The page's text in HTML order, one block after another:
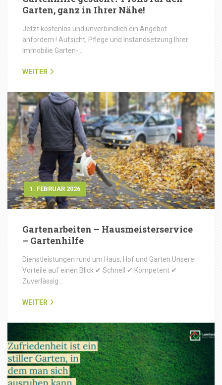
Garten, ganz in Ihrer Nähe!
Jetzt kostenlos und unverbindlich ein Angebot
anfordern ! Aufsicht, Pflege und Instandsetzung Ihrer
Immobilie Garten-…
WEITER
1. FEBRUAR 2026
Gartenarbeiten – Hausmeisterservice
– Gartenhilfe
Dienstleistungen rund um Haus, Hof und Garten Unsere
Vorteile auf einen Blick ✔ Schnell ✔ Kompetent ✔
Zuverlässig…
WEITER